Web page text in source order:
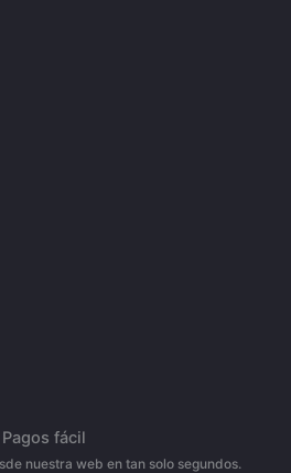
Pagos fácil
nuestra web en tan solo segundos.